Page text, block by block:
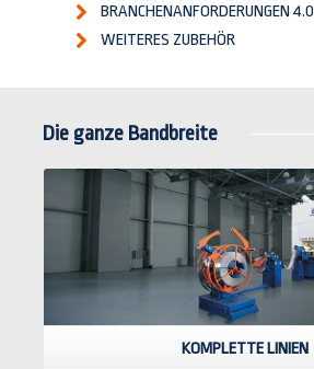
BRANCHENANFORDERUNGEN 4.0
WEITERES ZUBEHÖR
Die ganze Bandbreite
KOMPLETTE LINIEN